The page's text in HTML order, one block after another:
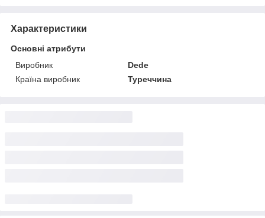
Характеристики
Основні атрибути
Виробник
Dede
Країна виробник
Туреччина